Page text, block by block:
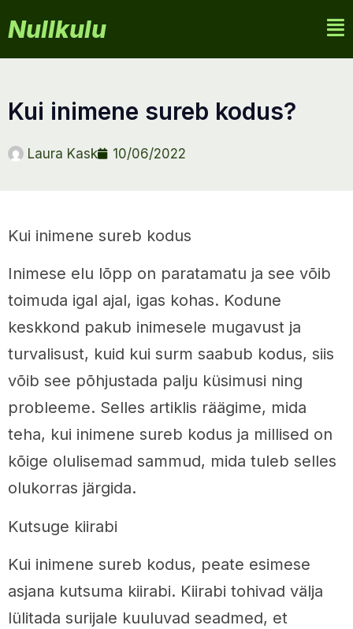
Nullkulu
kui inimene sureb kodus?
Laura Kask 10/06/2022
Kui inimene sureb kodus
Inimese elu lõpp on paratamatu ja see võib
toimuda igal ajal, igas kohas. Kodune
keskkond pakub inimesele mugavust ja
turvalisust, kuid kui surm saabub kodus, siis
võib see põhjustada palju küsimusi ning
probleeme. Selles artiklis räägime, mida
teha, kui inimene sureb kodus ja millised on
kõige olulisemad sammud, mida tuleb selles
olukorras järgida.
Kutsuge kiirabi
Kui inimene sureb kodus, peate esimese
asjana kutsuma kiirabi. Kiirabi tohivad välja
lülitada surijale kuuluvad seadmed, et